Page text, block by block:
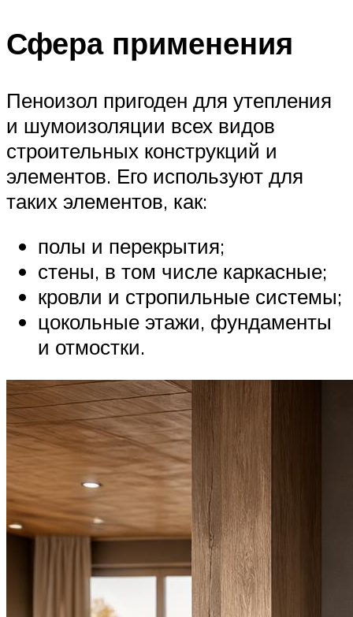
Сфера применения
Пеноизол пригоден для утепления
и шумоизоляции всех видов
строительных конструкций и
элементов. Его используют для
таких элементов, как:
полы и перекрытия;
стены, в том числе каркасные;
кровли и стропильные системы;
цокольные этажи, фундаменты
и отмостки.